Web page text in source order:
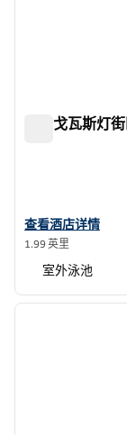
圣迭戈瓦斯灯
查看希尔顿圣地亚
查看酒店详情
1.99 英里
室外泳池
1/12